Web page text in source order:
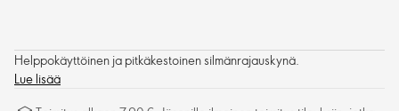
Helppokäyttöinen ja pitkäkestoinen silmänrajauskynä.
Lue lisää